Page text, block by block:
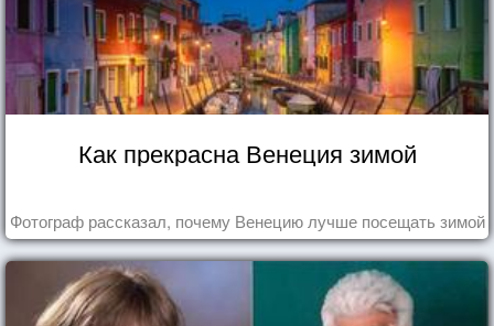
Как прекрасна Венеция зимой
Фотограф рассказал, почему Венецию лучше посещать зимой